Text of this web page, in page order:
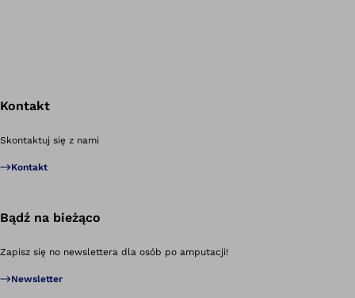
Kontakt
Skontaktuj się z nami
Kontakt
Bądź na bieżąco
Zapisz się no newslettera dla osób po amputacji!
Newsletter